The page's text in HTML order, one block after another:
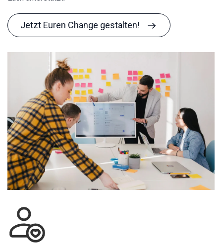
Jetzt Euren Change gestalten!